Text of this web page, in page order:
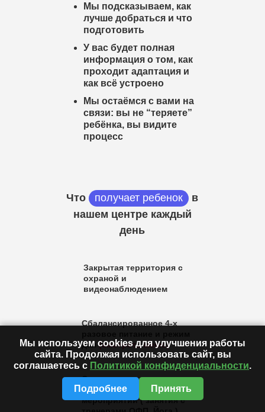
Мы подсказываем, как
лучше добраться и что
подготовить
У вас будет полная
информация о том, как
проходит адаптация и
как всё устроено
Мы остаёмся с вами на
связи: вы не “теряете”
ребёнка, вы видите
процесс
Что получает ребенок
в
нашем центре каждый
день
Закрытая территория с
охраной и
видеонаблюдением
Сбалансированное 4-х
дня(смотреть меню)
Спортивно
оздоровительный комплекс
мероприятий ( занятия с
Мы используем cookies для улучшения работы
сайта. Продолжая использовать сайт, вы
соглашаетесь с Политикой конфиденциальности.
Подробнее Принять